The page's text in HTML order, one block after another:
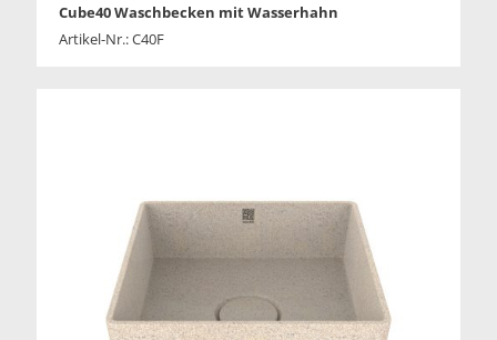
Cube40 Waschbecken mit Wasserhahn
Artikel-Nr.: C40F